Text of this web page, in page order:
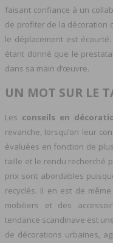
faisant confiance à un
de profiter de la décoration
le déplacement est
étant donné que le
dans sa main d’œuvre.
UN MOT SUR LE
Les conseils en
revanche, lorsqu’on leur
évaluées en fonction de
taille et le rendu recherché
prix sont abordables
recyclés. Il en est de
mobiliers et des
tendance scandinave est
de décorations urbaines,